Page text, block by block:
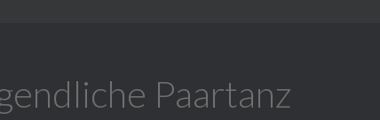
Paartanz